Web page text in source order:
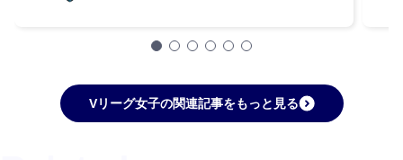
Vリーグ女子の関連記事をもっと見る